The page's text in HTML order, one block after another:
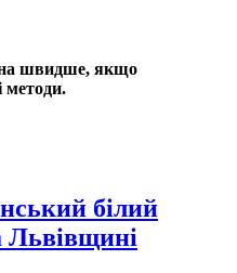
швидше, якщо
методи.
білий
Львівщині